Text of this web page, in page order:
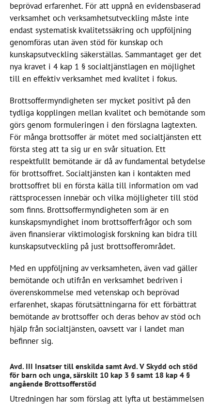
beprövad erfarenhet. För att uppnå en evidensbaserad
verksamhet och verksamhetsutveckling måste inte
endast systematisk kvalitetssäkring och uppföljning
genomföras utan även stöd för kunskap och
kunskapsutveckling säkerställas. Sammantaget ger det
nya kravet i 4 kap 1 § socialtjänstlagen en möjlighet
till en effektiv verksamhet med kvalitet i fokus.
Brottsoffermyndigheten ser mycket positivt på den
tydliga kopplingen mellan kvalitet och bemötande som
görs genom formuleringen i den förslagna lagtexten.
För många brottsoffer är mötet med socialtjänsten ett
första steg att ta sig ur en svår situation. Ett
respektfullt bemötande är då av fundamental betydelse
för brottsoffret. Socialtjänsten kan i kontakten med
brottsoffret bli en första källa till information om vad
rättsprocessen innebär och vilka möjligheter till stöd
som finns. Brottsoffermyndigheten som är en
kunskapsmyndighet inom brottsofferfrågor och som
även finansierar viktimologisk forskning kan bidra till
kunskapsutveckling på just brottsofferområdet.
Med en uppföljning av verksamheten, även vad gäller
bemötande och utifrån en verksamhet bedriven i
överenskommelse med vetenskap och beprövad
erfarenhet, skapas förutsättningarna för ett förbättrat
bemötande av brottsoffer och deras behov av stöd och
hjälp från socialtjänsten, oavsett var i landet man
befinner sig.
Avd. III Insatser till enskilda samt Avd. V Skydd och stöd
för barn och unga, särskilt 10 kap 3 § samt 18 kap 4 §
angående Brottsofferstöd
Utredningen har som förslag att lyfta ut bestämmelsen